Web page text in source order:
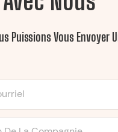
Puissions Vous Envoyer